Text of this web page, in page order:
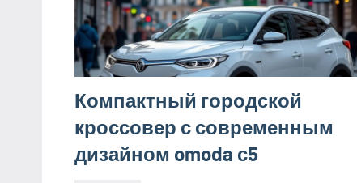
Компактный городской
кроссовер с современным
дизайном omoda с5